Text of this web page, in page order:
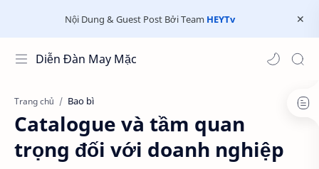
Nội Dung & Guest Post Bởi Team HEYTv
Diễn Đàn May Mặc
Trang chủ Bao bì
Catalogue và tầm quan
trọng đối với doanh nghiệp